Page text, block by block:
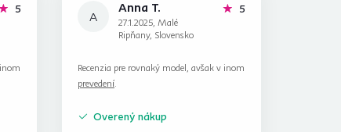
5hviezdičiek
A
Anna T.
27.1.2025, Malé
Ripňany, Slovensko
5hviezdičiek
Recenzia pre rovnaký model, avšak v inom
prevedení
Overený nákup